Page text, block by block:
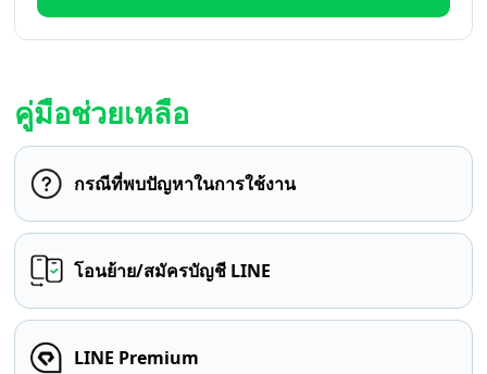
คู่มือช่วยเหลือ
กรณีที่พบปัญหาในการใช้งาน
โอนย้าย/สมัครบัญชี LINE
LINE Premium